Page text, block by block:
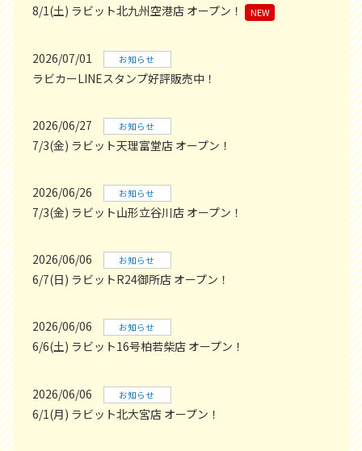
8/1(土) ラビット北九州空港店 オープン！ NEW
2026/07/01 お知らせ
ラビカーLINEスタンプ好評販売中！
2026/06/27 お知らせ
7/3(金) ラビット天理富堂店 オープン！
2026/06/26 お知らせ
7/3(金) ラビット山形立谷川店 オープン！
2026/06/06 お知らせ
6/7(日) ラビットR24御所店 オープン！
2026/06/06 お知らせ
6/6(土) ラビット16号柏若柴店 オープン！
2026/06/06 お知らせ
6/1(月) ラビット北大宮店 オープン！